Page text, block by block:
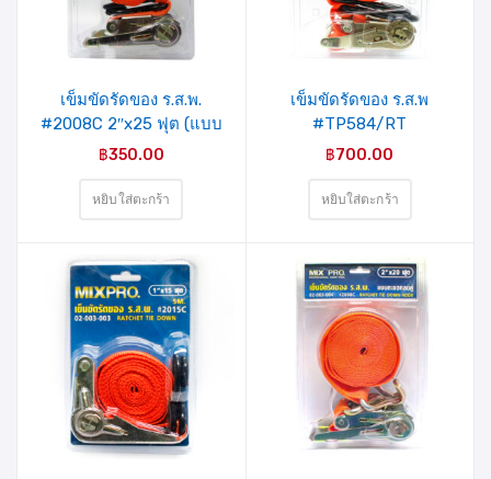
เข็มขัดรัดของ ร.ส.พ.
#2008C 2″x25 ฟุต (แบบ
ตะขอกลมคู่ HOOK)
฿350.00
หยิบใส่ตะกร้า
เข็มขัดรัดของ ร.ส.พ
#TP584/RT
50mm.x6m. MIXPRO
฿700.00
หยิบใส่ตะกร้า